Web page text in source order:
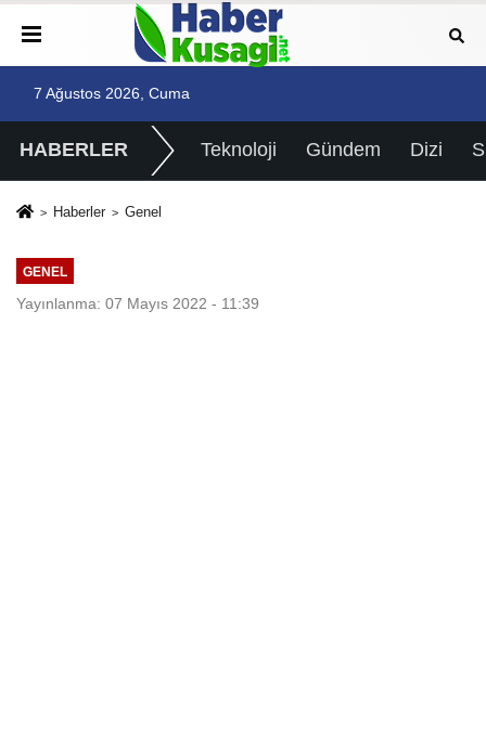
7 Ağustos 2026, Cuma
HABERLER Teknoloji Gündem Dizi
Haberler Genel
GENEL
Yayınlanma: 07 Mayıs 2022 - 11:39